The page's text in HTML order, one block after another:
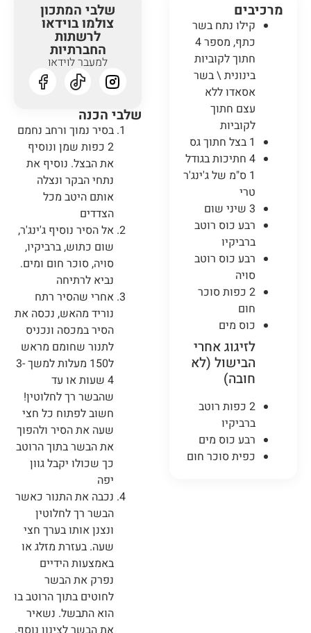
מרכיבים
קילו נתח בשר
כתף, מספר 4
חתוך לקוביות
בינונית \ בשר
אסאדו ללא
עצם חתוך
לקוביות
1 בצל חתוך גס
4 חתיכות בגודל
1 ס"מ של ג'ינג'ר
טרי
3 שיני שום
רבע כוס רוטב
ברביקיו
רבע כוס רוטב
סויה
2 כפות סוכר
חום
כוס מים
לזיגוג אחרי
הבישול (לא
חובה)
2 כפות רוטב
ברביקיו
רבע כוס מים
כפית סוכר חום
שלבי המתכון
צולמו בוידאו
לרשתות
החברתיות
למעבר לוידאו
שלבי הכנה
בסיר נמוך ורחב נחמם
2 כפות שמן ונוסיף
את הבצל. נוסיף את
נתחי הבקר ונצלה
אותם היטב מכל
הצדדים
אל הסיר נוסיף ג'ינג'ר,
שום כתוש, ברביקיו,
סויה, סוכר חום ומים.
נביא לרתיחה
אחרי שהסיר רתח
נוריד מהאש, נכסה את
הסיר במכסה ונכניס
לתנור שחומם מראש
ל150 מעלות למשך 3-
4 שעות או עד
שהבשר רך לחלוטין!
חשוב לפתוח כל חצי
שעה את הסיר ולהפוך
את הבשר בתוך הרוטב
כך שכולו יקבל גוון
יפה
נכבה את התנור כאשר
הבשר רך לחלוטין
ונצנן אותו בערך חצי
שעה. בעזרת מזלג או
באמצעות הידיים
נפרק את הבשר
לחוטים בתוך הרוטב בו
הוא התבשל. נשאיר